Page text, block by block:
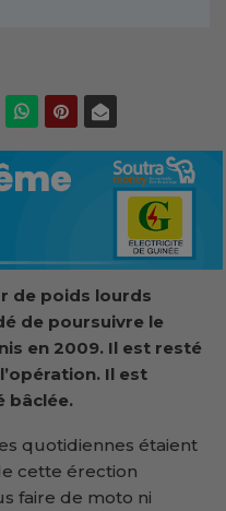
de poids lourds
de poursuivre le
en 2009. Il est resté
Il est
bâclée.
quotidiennes étaient
cette érection
faire de moto ni